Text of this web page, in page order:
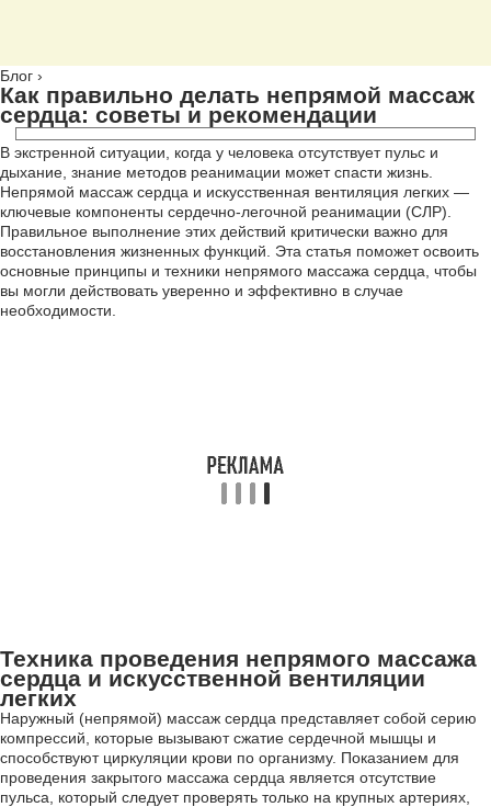
Блог ›
Как правильно делать непрямой массаж
сердца: советы и рекомендации
В экстренной ситуации, когда у человека отсутствует пульс и
дыхание, знание методов реанимации может спасти жизнь.
Непрямой массаж сердца и искусственная вентиляция легких —
ключевые компоненты сердечно-легочной реанимации (СЛР).
Правильное выполнение этих действий критически важно для
восстановления жизненных функций. Эта статья поможет освоить
основные принципы и техники непрямого массажа сердца, чтобы
вы могли действовать уверенно и эффективно в случае
необходимости.
Техника проведения непрямого массажа
сердца и искусственной вентиляции
легких
Наружный (непрямой) массаж сердца представляет собой серию
компрессий, которые вызывают сжатие сердечной мышцы и
способствуют циркуляции крови по организму. Показанием для
проведения закрытого массажа сердца является отсутствие
пульса, который следует проверять только на крупных артериях,